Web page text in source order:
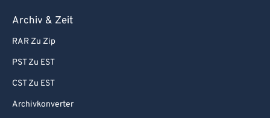
Archiv & Zeit
RAR Zu Zip
PST Zu EST
CST Zu EST
Archivkonverter